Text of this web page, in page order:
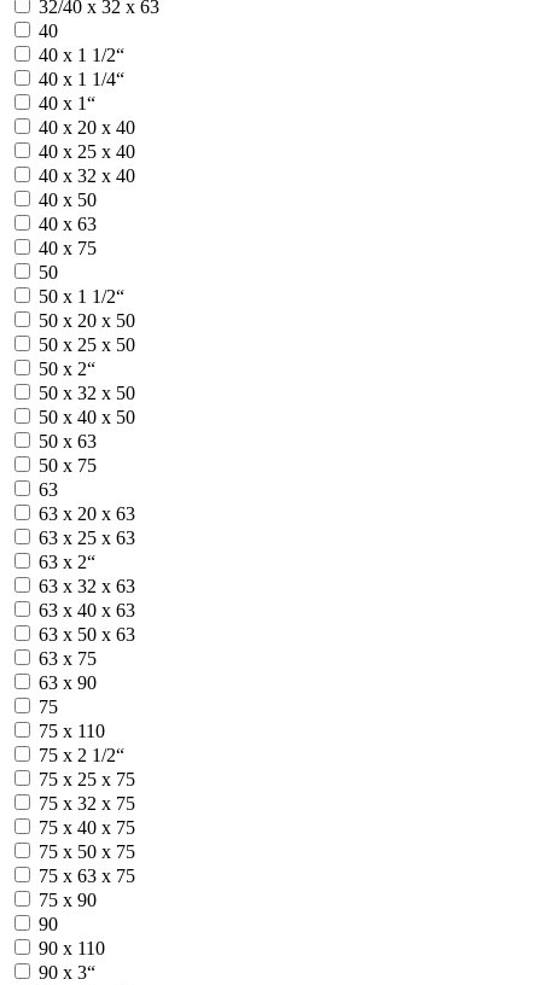
32/40 х 32 х 63
40
40 х 1 1/2“
40 х 1 1/4“
40 х 1“
40 х 20 х 40
40 х 25 х 40
40 х 32 х 40
40 х 50
40 х 63
40 х 75
50
50 х 1 1/2“
50 х 20 х 50
50 х 25 х 50
50 х 2“
50 х 32 х 50
50 х 40 х 50
50 х 63
50 х 75
63
63 х 20 х 63
63 х 25 х 63
63 х 2“
63 х 32 х 63
63 х 40 х 63
63 х 50 х 63
63 х 75
63 х 90
75
75 х 110
75 х 2 1/2“
75 х 25 х 75
75 х 32 х 75
75 х 40 х 75
75 х 50 х 75
75 х 63 х 75
75 х 90
90
90 х 110
90 х 3“